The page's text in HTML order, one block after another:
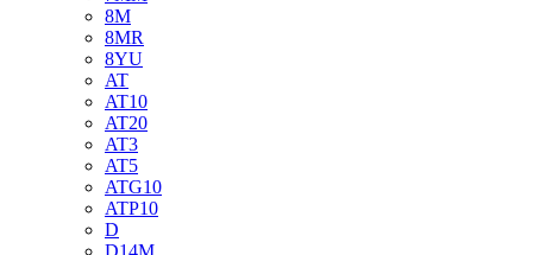
8M
8MR
8YU
AT
AT10
AT20
AT3
AT5
ATG10
ATP10
D
D14M